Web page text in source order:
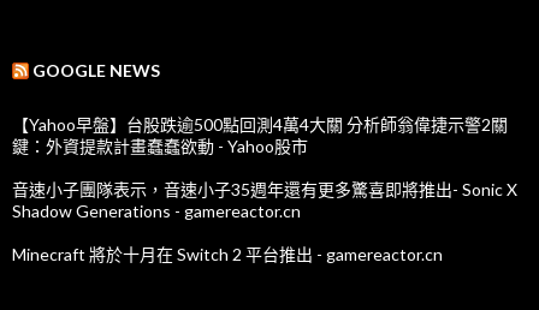
GOOGLE NEWS
【Yahoo早盤】台股跌逾500點回測4萬4大關 分析師翁偉捷示警2關
鍵：外資提款計畫蠢蠢欲動 - Yahoo股市
音速小子團隊表示，音速小子35週年還有更多驚喜即將推出- Sonic X
Shadow Generations - gamereactor.cn
Minecraft 將於十月在 Switch 2 平台推出 - gamereactor.cn